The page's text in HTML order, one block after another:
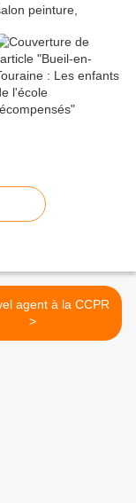
agent à la CCPR
>